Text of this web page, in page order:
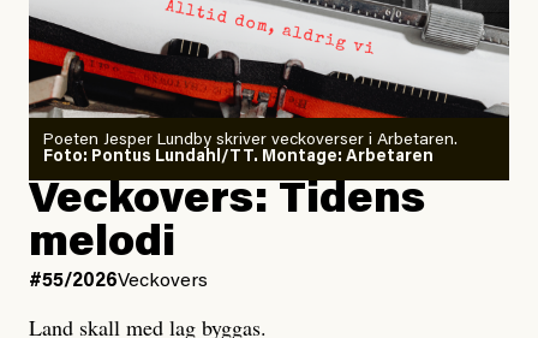
minska
Joel Kellgren
Publicerad3 August, 2026
Uppdaterad3 August, 2026
Poeten Jesper Lundby skriver veckoverser i Arbetaren.
Foto: Pontus Lundahl/TT. Montage: Arbetaren
Veckovers: Tidens
melodi
#55/2026Veckovers
Land skall med lag byggas.